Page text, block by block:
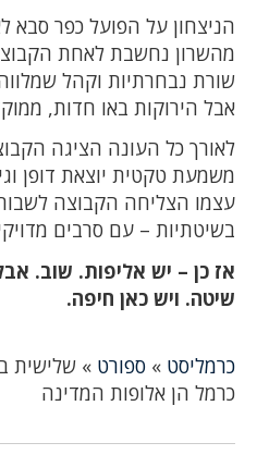
הניצחון על הפועל כפר סבא
מהשרון נחשבת לאחת
שורת נבחרתיות וקהל
אבל הירוקות באו חדות,
לאורך כל העונה הציגה
משמעת טקטית יוצאת דופן
עצמו הצליחה הקבוצה
בשיטתיות – עם סרבים
אז כן – יש אליפות. שוב.
שיטה. ויש כאן חיפה.
כרמליסט » ספורט » שלישית
כרמל הן אלופות המדינה